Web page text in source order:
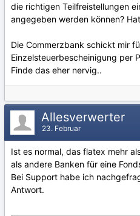
die richtigen Teilfreistellungen
angegeben werden können?
Die Commerzbank schickt mir
Einzelsteuerbescheinigung per
Finde das eher nervig..
Allesverwerter
23. Februar
Ist es normal, das flatex mehr
als andere Banken für eine
Bei Support habe ich
Antwort.